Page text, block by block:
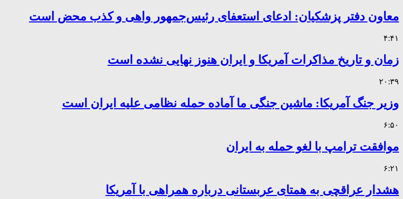
معاون دفتر پزشکیان: ادعای استعفای رئیس‌جمهور واهی و کذب محض است
۴:۴۱
زمان و تاریخ مذاکرات آمریکا و ایران هنوز نهایی نشده است
۲۰:۳۹
وزیر جنگ آمریکا: ماشین جنگی ما آماده حمله نظامی علیه ایران است
۶:۵۰
موافقت ترامپ با لغو حمله به ایران
۶:۲۱
هشدار عراقچی به همتای عربستانی درباره همراهی با آمریکا